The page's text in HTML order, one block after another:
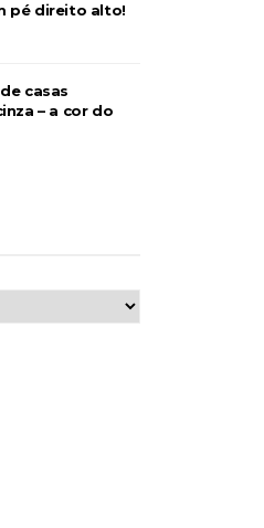
pé direito alto!
casas
– a cor do